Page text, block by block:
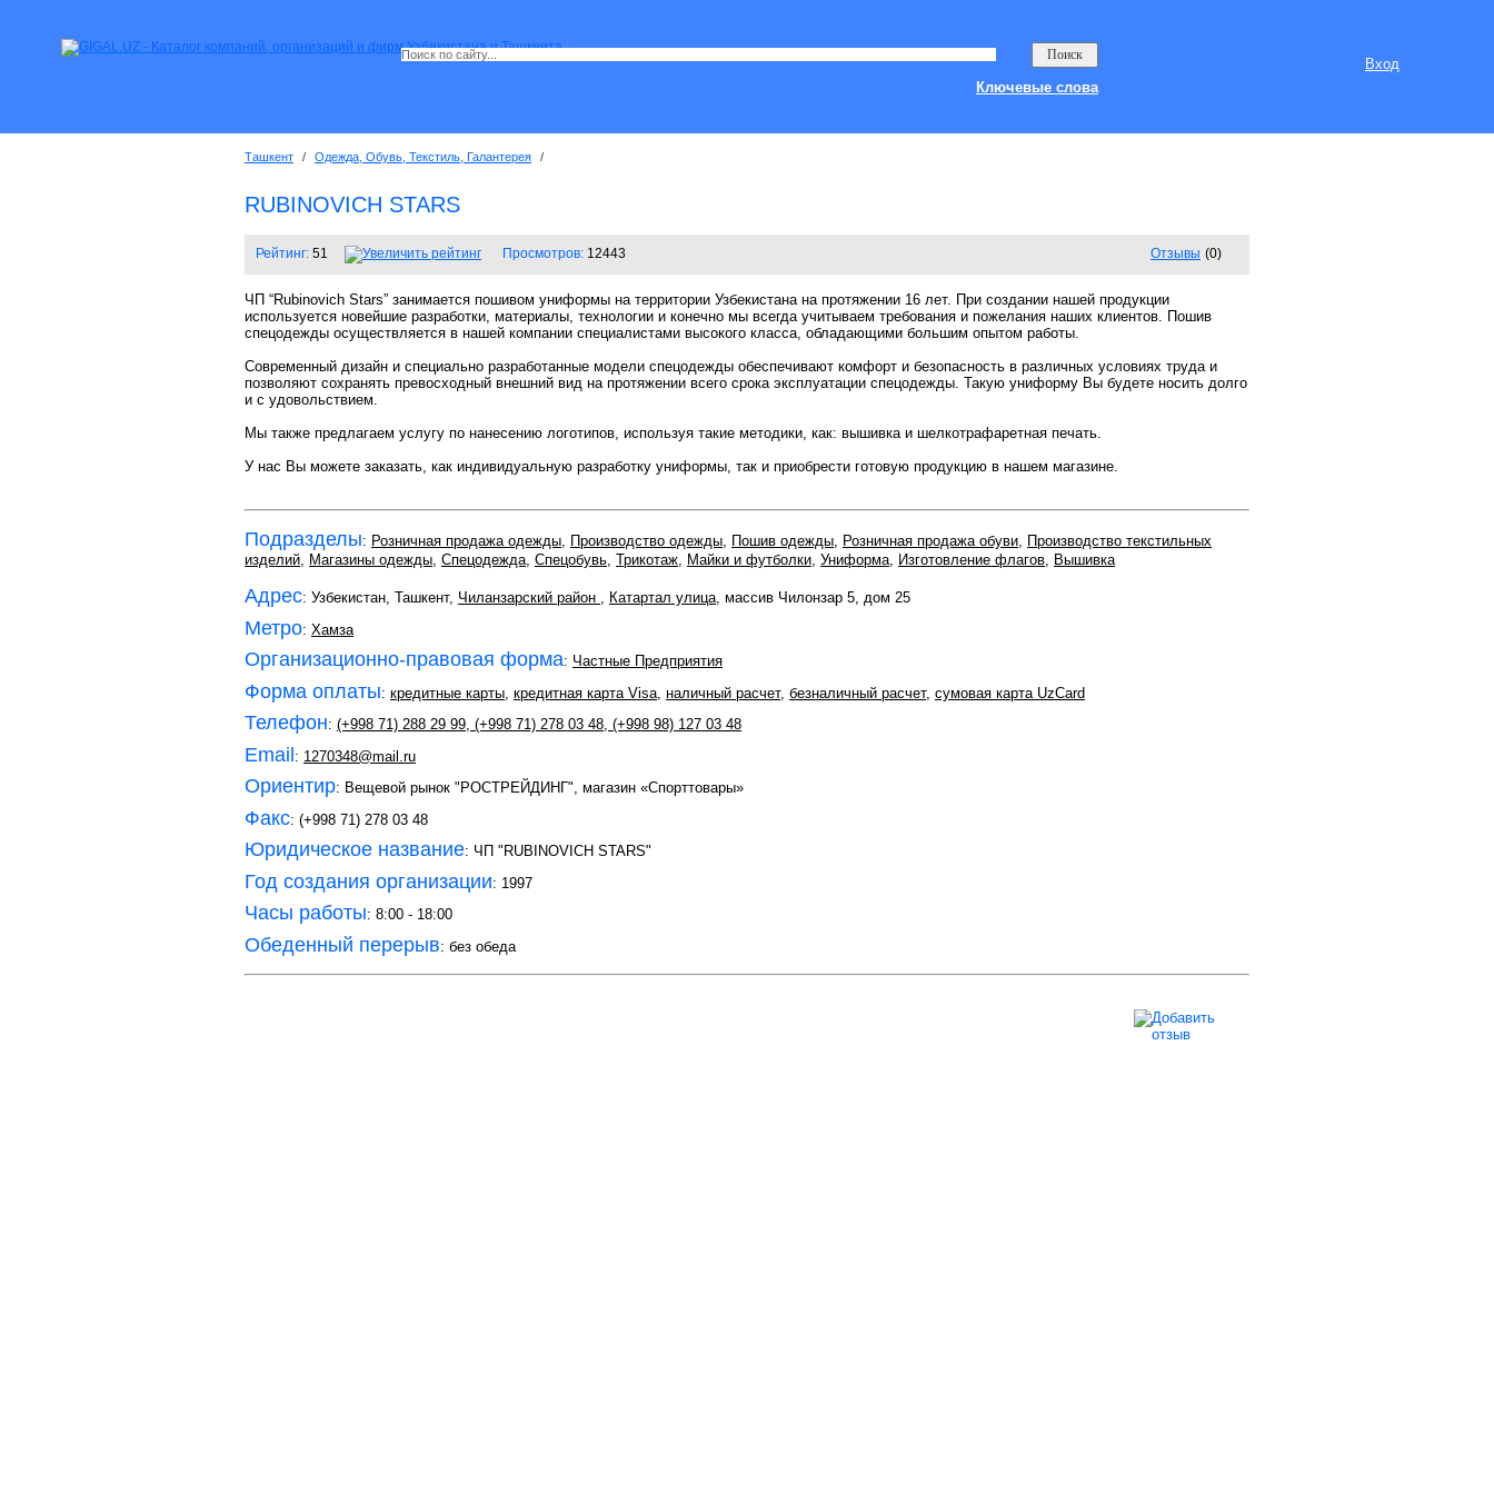
Вход
Ключевые слова
Ташкент / Одежда, Обувь, Текстиль, Галантерея /
RUBINOVICH STARS
Рейтинг: 51 Просмотров: 12443 Отзывы (0)
ЧП “Rubinovich Stars” занимается пошивом униформы на территории Узбекистана на протяжении 16 лет. При создании нашей продукции
используется новейшие разработки, материалы, технологии и конечно мы всегда учитываем требования и пожелания наших клиентов. Пошив
спецодежды осуществляется в нашей компании специалистами высокого класса, обладающими большим опытом работы.
Современный дизайн и специально разработанные модели спецодежды обеспечивают комфорт и безопасность в различных условиях труда и
позволяют сохранять превосходный внешний вид на протяжении всего срока эксплуатации спецодежды. Такую униформу Вы будете носить долго
и с удовольствием.
Мы также предлагаем услугу по нанесению логотипов, используя такие методики, как: вышивка и шелкотрафаретная печать.
У нас Вы можете заказать, как индивидуальную разработку униформы, так и приобрести готовую продукцию в нашем магазине.
Подразделы: Розничная продажа одежды, Производство одежды, Пошив одежды, Розничная продажа обуви, Производство текстильных
изделий, Магазины одежды, Спецодежда, Спецобувь, Трикотаж, Майки и футболки, Униформа, Изготовление флагов, Вышивка
Адрес: Узбекистан, Ташкент, Чиланзарский район , Катартал улица, массив Чилонзар 5, дом 25
Метро: Хамза
Организационно-правовая форма: Частные Предприятия
Форма оплаты: кредитные карты кредитная карта Visa наличный расчет, безналичный расчет, сумовая карта UzCard
Телефон: (+998 71) 288 29 99, (+998 71) 278 03 48, (+998 98) 127 03 48
Email: 1270348@mail.ru
Ориентир: Вещевой рынок "РОСТРЕЙДИНГ", магазин «Спорттовары»
Факс: (+998 71) 278 03 48
Юридическое название: ЧП "RUBINOVICH STARS"
Год создания организации: 1997
Часы работы: 8:00 - 18:00
Обеденный перерыв: без обеда